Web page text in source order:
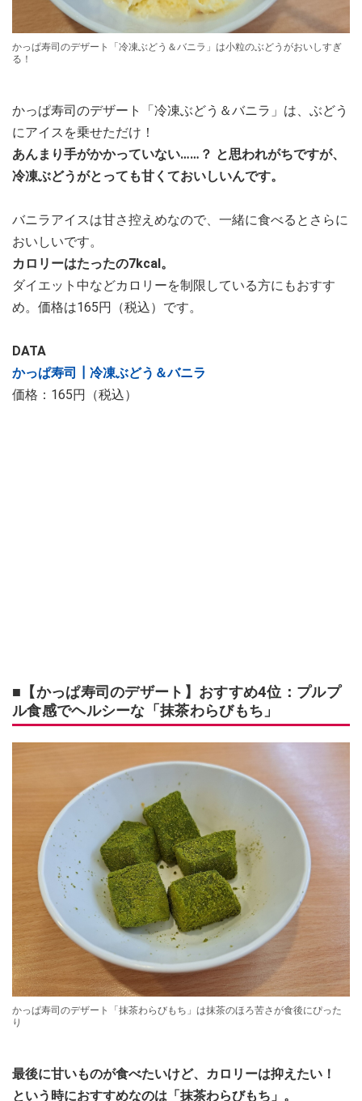
かっぱ寿司のデザート「冷凍ぶどう＆バニラ」は小粒のぶどうがおいしすぎ
る！
かっぱ寿司のデザート「冷凍ぶどう＆バニラ」は、ぶどう
にアイスを乗せただけ！
あんまり手がかかっていない……？ と思われがちですが、
冷凍ぶどうがとっても甘くておいしいんです。
バニラアイスは甘さ控えめなので、一緒に食べるとさらに
おいしいです。
カロリーはたったの7kcal。
ダイエット中などカロリーを制限している方にもおすす
め。価格は165円（税込）です。
DATA
かっぱ寿司┃冷凍ぶどう＆バニラ
価格：165円（税込）
■【かっぱ寿司のデザート】おすすめ4位：プルプ
ル食感でヘルシーな「抹茶わらびもち」
かっぱ寿司のデザート「抹茶わらびもち」は抹茶のほろ苦さが食後にぴった
り
最後に甘いものが食べたいけど、カロリーは抑えたい！
という時におすすめなのは「抹茶わらびもち」。